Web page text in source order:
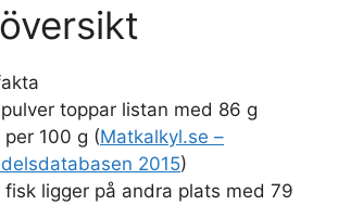
toppar listan med 86 g
per 100 g (Matkalkyl.se –
2015)
fisk ligger på andra plats med 79